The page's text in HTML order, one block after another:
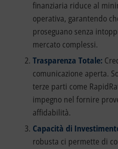
finanziaria riduce al
operativa, garantendo
proseguano senza
mercato complessi.
Trasparenza Totale:
comunicazione aperta.
terze parti come
impegno nel fornire
affidabilità.
Capacità di
robusta ci permette di